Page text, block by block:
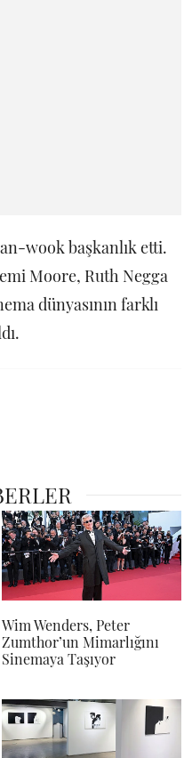
wook başkanlık etti.
Moore, Ruth Negga
dünyasının farklı
Wim Wenders, Peter
Zumthor’un Mimarlığını
Sinemaya Taşıyor